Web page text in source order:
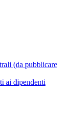
(da pubblicare
ai dipendenti